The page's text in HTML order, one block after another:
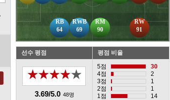
RWB
69
RB
64
RM
90
RW
91
선수 평점
★★★★★
3.69/5.0 48명
평점 비율
5점
30
4점
2
3점
1
2점
1
1점
14